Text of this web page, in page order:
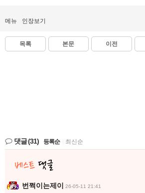
메뉴 인장보기
목록 본문 이전
댓글(31) 등록순 최신순
번쩍이는제이 26-05-11 21:41